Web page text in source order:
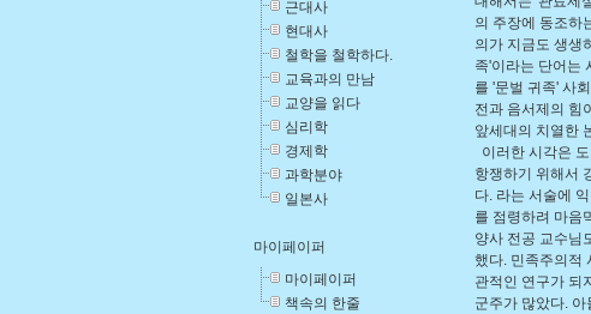
근대사
현대사
철학을 철학하다.
교육과의 만남
교양을 읽다
심리학
경제학
과학분야
일본사
마이페이퍼
마이페이퍼
책속의 한줄
의 주장에 동조하
의가 지금도 생생
족'이라는 단어는
를 '문벌 귀족' 사
전과 음서제의 힘
앞세대의 치열한
이러한 시각은
항쟁하기 위해서
다. 라는 서술에
를 점령하려 마음
양사 전공 교수님
했다. 민족주의적
관적인 연구가 되
군주가 많았다.